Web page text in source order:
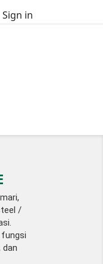
Sign in
/
dan